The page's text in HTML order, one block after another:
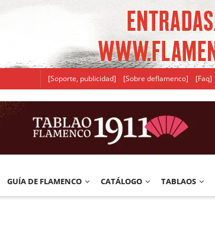
[Soporte, publicidad] [Sobre deflamenco] [Faq]
GUÍA DE FLAMENCO CATÁLOGO TABLAOS